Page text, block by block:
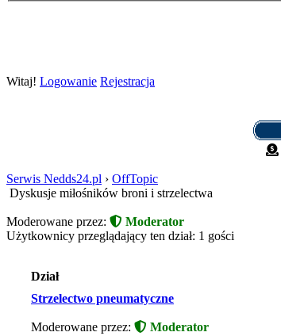
Witaj! Logowanie Rejestracja
Serwis Nedds24.pl › OffTopic
Dyskusje miłośników broni i strzelectwa
Moderowane przez:
Moderator
Użytkownicy przeglądający ten dział: 1 gości
Dział
Strzelectwo pneumatyczne
Moderowane przez: Moderator